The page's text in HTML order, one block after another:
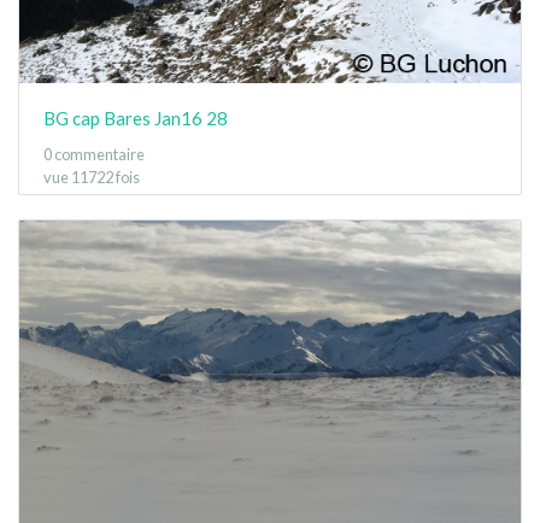
BG cap Bares Jan16 28
0 commentaire
vue 11722 fois